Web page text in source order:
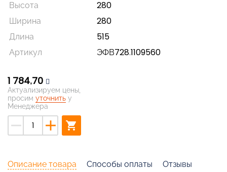
Высота
280
Ширина
280
Длина
515
Артикул
ЭФВ728.1109560
1 784,70
Актуализируем цены,
просим уточнить у
Менеджера
remove add shopping_cart
Описание товара Способы оплаты
Отзывы